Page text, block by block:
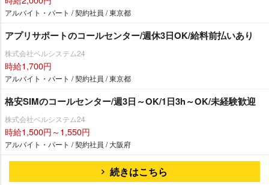
アルバイト・パート / 契約社員 / 東京都
アプリサポートのコールセンター/週休3日OK/給料前払いあり
株式会社ベルシステム24
時給1,700円
アルバイト・パート / 契約社員 / 東京都
格安SIMのコールセンター/週3日～OK/1日3h～OK/未経験歓迎
株式会社ベルシステム24
時給1,500円～1,550円
アルバイト・パート / 契約社員 / 大阪府
続きはこちら